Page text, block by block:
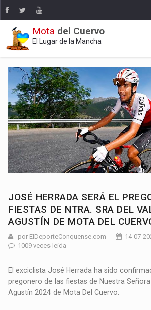
Mota del Cuervo
El Lugar de la Mancha
JOSÉ HERRADA SERÁ EL
FIESTAS DE NTRA. SRA DEL
AGUSTÍN DE MOTA DEL
por ElDeporteConquense.com
14-07-
1009 veces leída
El exciclista José Herrada ha sido
pregonero de las fiestas de Nuestra
Agustín 2024 de Mota Del Cuervo.